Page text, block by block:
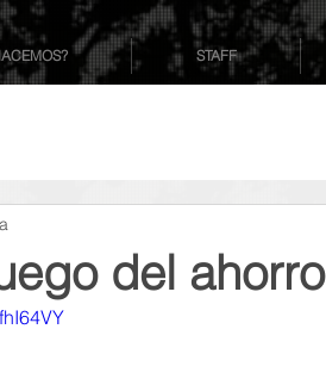
STAFF
del ahorro